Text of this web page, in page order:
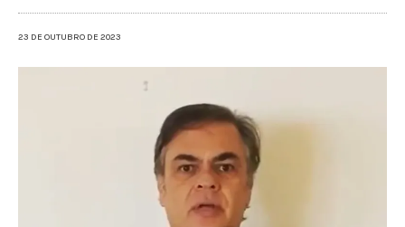
23 DE OUTUBRO DE 2023